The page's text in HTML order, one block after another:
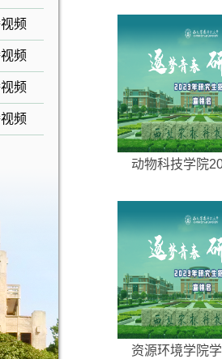
频
频
频
频
动物科技学院
资源环境学院